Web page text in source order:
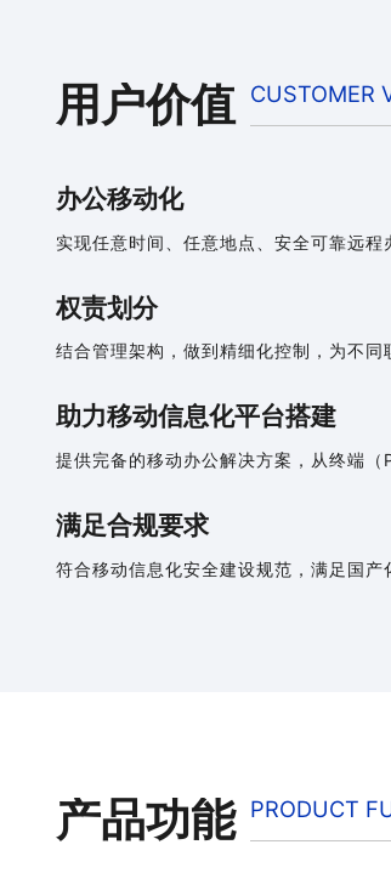
用户价值 CUSTOMER
办公移动化
实现任意时间、任意地点、安全可靠远程
权责划分
结合管理架构，做到精细化控制，为不同
助力移动信息化平台搭建
提供完备的移动办公解决方案，从终端
满足合规要求
符合移动信息化安全建设规范，满足国产
产品功能 PRODUCT